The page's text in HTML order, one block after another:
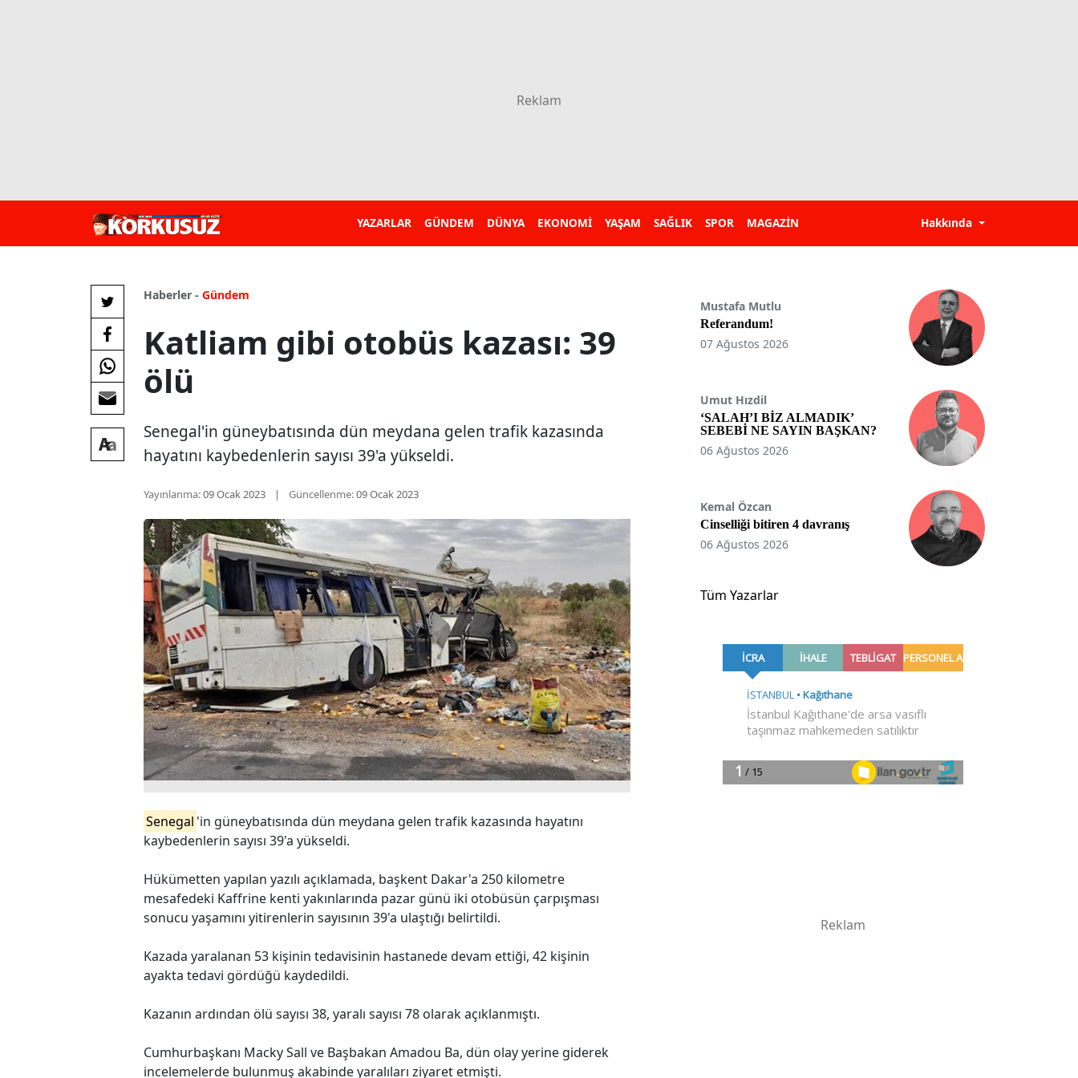
YAZARLAR GÜNDEM DÜNYA EKONOMİ YAŞAM SAĞLIK SPOR MAGAZİN Hakkında
Haberler - Gündem
Katliam gibi otobüs kazası: 39
ölü
Senegal'in güneybatısında dün meydana gelen trafik kazasında
hayatını kaybedenlerin sayısı 39'a yükseldi.
Yayınlanma:09 Ocak 2023 Güncellenme:09 Ocak 2023
Senegal 'in güneybatısında dün meydana gelen trafik kazasında hayatını
kaybedenlerin sayısı 39'a yükseldi.
Hükümetten yapılan yazılı açıklamada, başkent Dakar'a 250 kilometre
mesafedeki Kaffrine kenti yakınlarında pazar günü iki otobüsün çarpışması
sonucu yaşamını yitirenlerin sayısının 39'a ulaştığı belirtildi.
Kazada yaralanan 53 kişinin tedavisinin hastanede devam ettiği, 42 kişinin
ayakta tedavi gördüğü kaydedildi.
Kazanın ardından ölü sayısı 38, yaralı sayısı 78 olarak açıklanmıştı.
Cumhurbaşkanı Macky Sall ve Başbakan Amadou Ba, dün olay yerine giderek
incelemelerde bulunmuş akabinde yaralıları ziyaret etmişti.
Mustafa Mutlu
Referandum!
07 Ağustos 2026
Umut Hızdil
‘SALAH’I BİZ ALMADIK’
SEBEBİ NE SAYIN BAŞKAN?
06 Ağustos 2026
Kemal Özcan
Cinselliği bitiren 4 davranış
06 Ağustos 2026
Tüm Yazarlar